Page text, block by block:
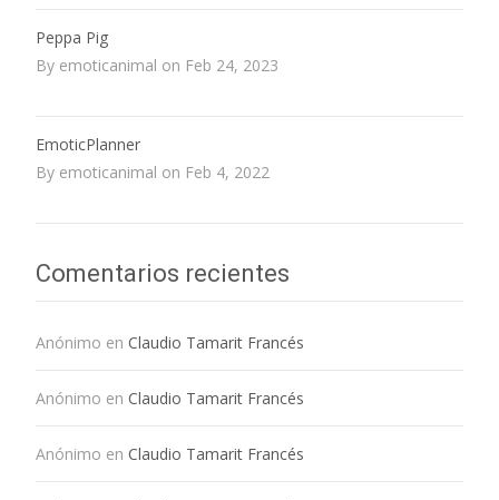
Peppa Pig
By emoticanimal on Feb 24, 2023
EmoticPlanner
By emoticanimal on Feb 4, 2022
Comentarios recientes
Anónimo en Claudio Tamarit Francés
Anónimo en Claudio Tamarit Francés
Anónimo en Claudio Tamarit Francés